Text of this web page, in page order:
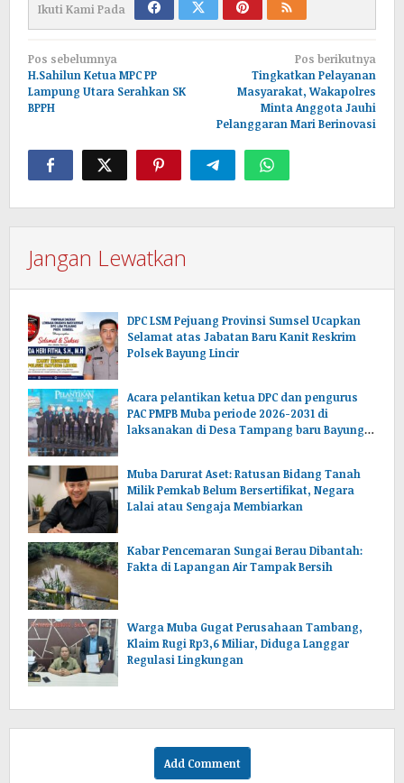
Ikuti Kami Pada
Navigasi
pos
Pos sebelumnya
H.Sahilun Ketua MPC PP
Lampung Utara Serahkan SK
BPPH
Pos berikutnya
Tingkatkan Pelayanan
Masyarakat, Wakapolres
Minta Anggota Jauhi
Pelanggaran Mari Berinovasi
Jangan Lewatkan
DPC LSM Pejuang Provinsi Sumsel Ucapkan
Selamat atas Jabatan Baru Kanit Reskrim
Polsek Bayung Lincir
Acara pelantikan ketua DPC dan pengurus
PAC PMPB Muba periode 2026-2031 di
laksanakan di Desa Tampang baru Bayung
Muba Darurat Aset: Ratusan Bidang Tanah
Milik Pemkab Belum Bersertifikat, Negara
Lalai atau Sengaja Membiarkan
Kabar Pencemaran Sungai Berau Dibantah:
Fakta di Lapangan Air Tampak Bersih
Warga Muba Gugat Perusahaan Tambang,
Klaim Rugi Rp3,6 Miliar, Diduga Langgar
Regulasi Lingkungan
Add Comment